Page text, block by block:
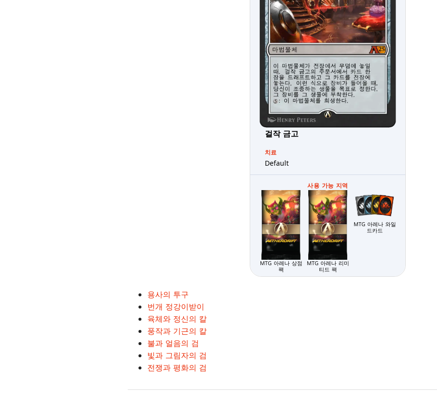
걸작 금고
치료
Default
사용 가능 지역
MTG 아레나 상점
팩
MTG 아레나 리미
티드 팩
MTG 아레나 와일
드카드
용사의 투구
번개 정강이받이
육체와 정신의 칼
풍작과 기근의 칼
불과 얼음의 검
빛과 그림자의 검
전쟁과 평화의 검